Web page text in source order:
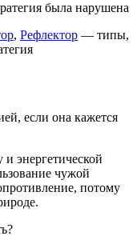
была нарушена
, Рефлектор — типы,
если она кажется
и энергетической
чужой
потому